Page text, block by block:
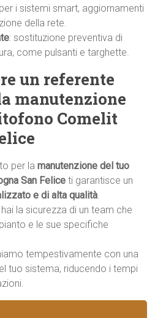
i sistemi smart, aggiornamenti
della rete.
: sostituzione preventiva di
come pulsanti e targhette.
un referente
manutenzione
Comelit
per lamanutenzione del tuo
San Felice ti garantisce un
e di alta qualità.
hai la sicurezza di un team che
e le sue specifiche
tempestivamente con una
tuo sistema, riducendo i tempi